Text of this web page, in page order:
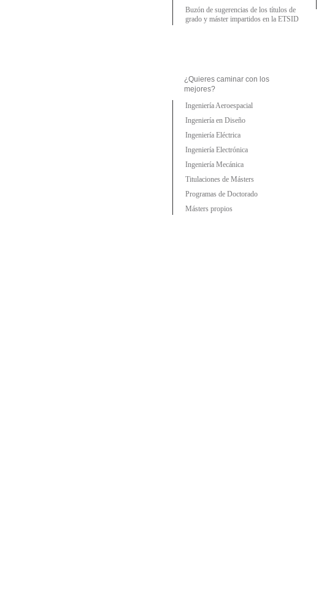
Buzón de sugerencias de los títulos de
grado y máster impartidos en la ETSID
¿Quieres caminar con los
mejores?
Ingeniería Aeroespacial
Ingeniería en Diseño
Ingeniería Eléctrica
Ingeniería Electrónica
Ingeniería Mecánica
Titulaciones de Másters
Programas de Doctorado
Másters propios